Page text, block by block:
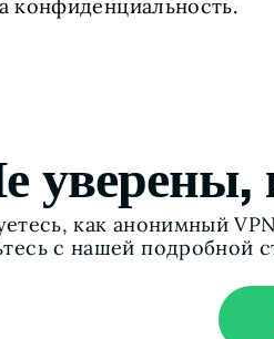
конфиденциальность.
уверены,
как анонимный
с нашей подробной